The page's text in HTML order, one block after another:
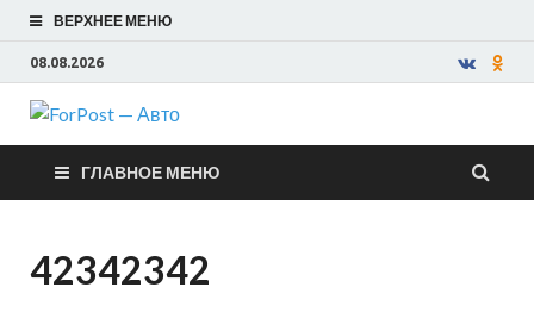
ВЕРХНЕЕ МЕНЮ
08.08.2026
ForPost —
Авто
ГЛАВНОЕ МЕНЮ
42342342